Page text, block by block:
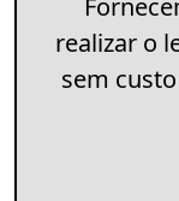
realizar o
sem